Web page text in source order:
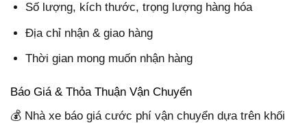
Số lượng, kích thước, trọng lượng hàng hóa
Địa chỉ nhận & giao hàng
Thời gian mong muốn nhận hàng
Báo Giá & Thỏa Thuận Vận Chuyển
💰 Nhà xe báo giá cước phí vận chuyển dựa trên khối